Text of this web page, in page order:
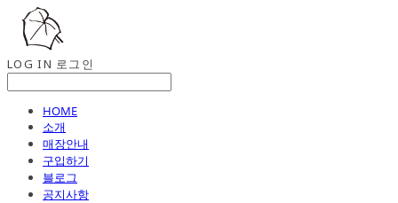
LOG IN 로그인
HOME
소개
매장안내
구입하기
블로그
공지사항